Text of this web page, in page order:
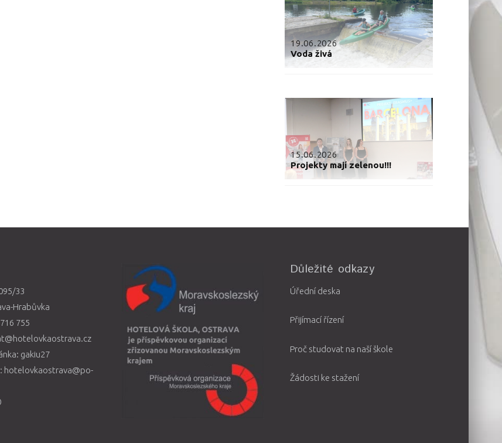
19.06.2026
Voda živá
15.06.2026
Projekty mají zelenou!!!
33
Hrabůvka
755
gakiu27
hotelovkaostrava@po-
Důležité odkazy
Úřední deska
Přijímací řízení
Proč studovat na naší škole
Žádosti ke stažení